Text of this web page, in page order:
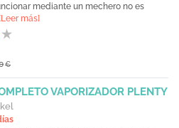
mediante un mechero no es
[Leer más]
€
VAPORIZADOR PLENTY